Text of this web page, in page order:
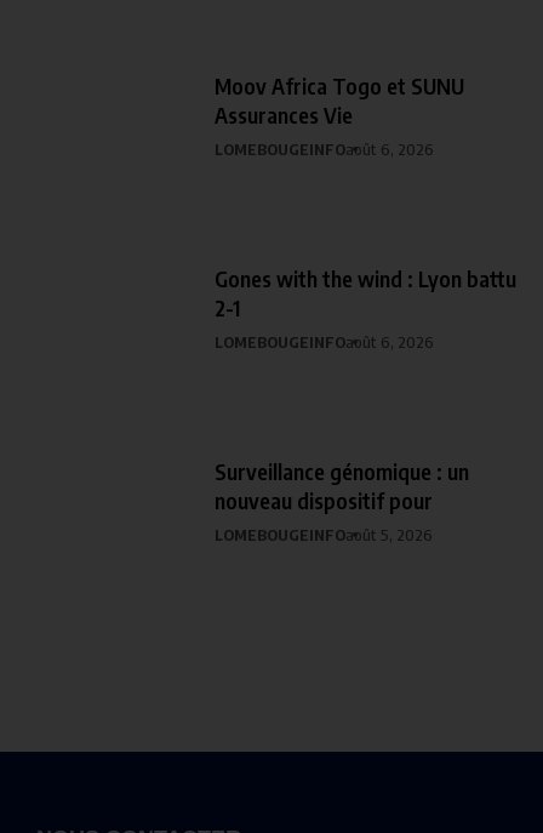
Moov Africa Togo et SUNU
Assurances Vie
LOMEBOUGEINFOaoût 6, 2026
Gones with the wind : Lyon battu
2-1
LOMEBOUGEINFOaoût 6, 2026
Surveillance génomique : un
nouveau dispositif pour
LOMEBOUGEINFOaoût 5, 2026